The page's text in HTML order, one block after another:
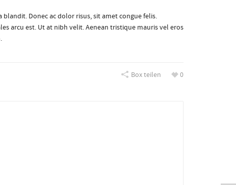
Donec ac dolor risus, sit amet congue felis.
arcu est. Ut at nibh velit. Aenean tristique mauris vel eros
0
Box teilen